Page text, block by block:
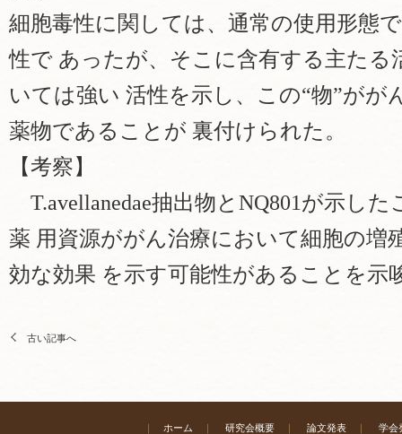
細胞毒性に関しては、通常の使用形態
性で あったが、そこに含有する主たる
いては強い 活性を示し、この“物”がが
薬物であることが 裏付けられた。
【考察】
T.avellanedae抽出物とNQ801が示し
薬 用資源ががん治療において細胞の増
効な効果 を示す可能性があることを示
古い記事へ
｜ ホーム ｜ 研究会概要 ｜ 論文発表 ｜ 学会